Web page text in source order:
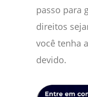
passo para
direitos
você tenha
devido.